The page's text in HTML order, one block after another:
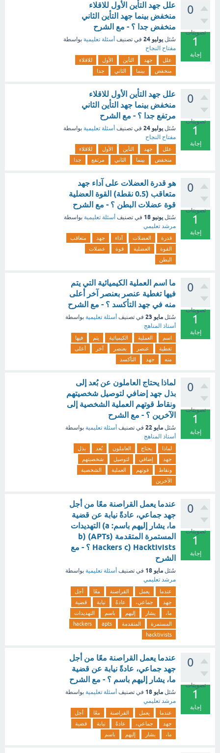
0
تصويتات
1
إجابة
علل جهد التأين الأول للاقلاء
منخفض بينما جهد التأين الثاني
منخفض جدا ؟ - مع الشرح
سُئل يوليو 24 في تصنيف أسئلة تعليمية بواسطة
مفتاح النجاح
علل جهد التأين الأول
للاقلاء
منخفض
بينما الثاني جدا
0
تصويتات
1
إجابة
علل جهد التأين الأول للاقلاء
منخفض بينما جهد التأين الثاني
مرتفع جدا ؟ - مع الشرح
سُئل يوليو 24 في تصنيف أسئلة تعليمية بواسطة
مفتاح النجاح
علل جهد التأين الأول
للاقلاء
منخفض
بينما الثاني مرتفع جدا
0
تصويتات
1
إجابة
هو قدرة العضلات على آداء جهد
متعاقب (0.5 نقطة) القوة العضلية
قوة عضلات البطن ؟ - مع الشرح
سُئل يونيو 18 في تصنيف أسئلة تعليمية بواسطة
مرشد تعليمي
قدرة العضلات آداء جهد
متعاقب
القوة
العضلية قوة
عضلات
البطن
0
تصويتات
1
إجابة
ما اسم العملية الكيميائية التي يتم
فيها تغطية عنصر بعنصر آخر أعلى
منه في جهد التأكسد ؟ - مع الشرح
سُئل مايو 23 في تصنيف أسئلة تعليمية بواسطة
أستاذ المناهج
اسم العملية الكيميائية يتم
فيها
تغطية
عنصر بعنصر آخر
أعلى
منه
جهد التأكسد
0
تصويتات
1
إجابة
لماذا يحتاج العاملون عن بُعد إلى
بذل جهد إضافي لتوصيل شخصيتهم
ونقاط قوتهم العملية الشخصية إلى
الآخرين ؟ - مع الشرح
سُئل مايو 22 في تصنيف أسئلة تعليمية بواسطة
أستاذ المناهج
لماذا يحتاج العاملون بُعد
بذل
جهد
إضافي لتوصيل
شخصيتهم
ونقاط
قوتهم العملية
الشخصية
الآخرين
0
تصويتات
1
إجابة
عندما يعمل القراصنة معًا من أجل
جهد جماعي، عادةً نيابة عن قضية
ما، يشار إليهم باسم: a) التهديدات
المستمرة المتقدمة (APTs) b)
Hackers c) Hacktivists ؟ - مع
الشرح
سُئل مايو 18 في تصنيف أسئلة تعليمية بواسطة
مرشد تعليمي
عندما يعمل القراصنة معًا
أجل
جهد
جماعي، عادةً نيابة
قضية
ما،
يشار إليهم باسم
التهديدات
المستمرة
المتقدمة apts
hackers
hacktivists
0
تصويتات
1
إجابة
عندما يعمل القراصنة معًا من أجل
جهد جماعي، عادةً نيابة عن قضية
ما، يشار إليهم باسم ؟ - مع الشرح
سُئل مايو 18 في تصنيف أسئلة تعليمية بواسطة
مرشد تعليمي
عندما يعمل القراصنة معًا
أجل
جهد
جماعي، عادةً نيابة
قضية
ما،
يشار إليهم باسم